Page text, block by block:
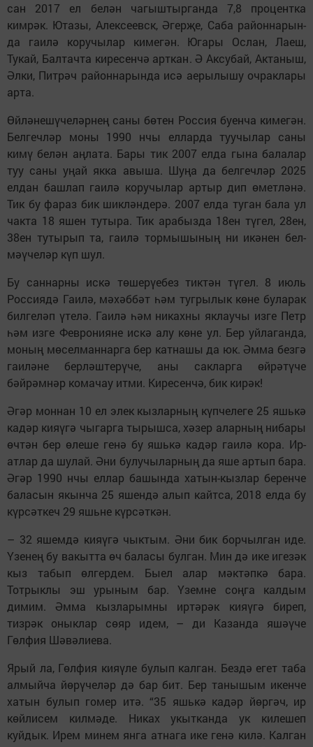
сан 2017 ел белән чагыштырганда 7,8 процентка
кимрәк. Ютазы, Алек­сеевск, Әгерҗе, Саба районнарын­
да гаи­лә коручылар кимегән. Югары Ос­лан, Лаеш,
Тукай, Балтачта киресенчә арткан. Ә Аксубай, Актаныш,
Әлки, Пит­рәч районнарында исә аерылышу очраклары
арта.
Өйләнешүчеләрнең саны бөтен Россия буенча кимегән.
Белгечләр моны 1990 нчы елларда туучылар саны
кимү бе­лән аңлата. Бары тик 2007 елда гына балалар
туу саны уңай якка авыша. Шуңа да белгеч­ләр 2025
елдан башлап гаилә коручылар артыр дип өметлә­нә.
Тик бу фараз бик шиклән­дерә. 2007 елда туган бала ул
чакта 18 яшен тутыра. Тик ара­бызда 18ен түгел, 28ен,
38ен тутырып та, гаи­лә тор­мышының ни икәнен бел­
мәүчеләр күп шул.
Бу саннарны искә төше­рүе­без тиктән түгел. 8 июль
Россиядә Гаилә, мәхәббәт һәм тугрылык көне буларак
билге­ләп үтелә. Гаилә һәм никахны яклаучы изге Петр
һәм изге Февронияне искә алу көне ул. Бер уйлаганда,
моның мөсел­маннарга бер катнашы да юк. Әмма безгә
гаиләне берләш­терүче, аны сакларга өйрәтү­че
бәйрәмнәр комачау итми. Киресенчә, бик кирәк!
Әгәр моннан 10 ел элек кыз­ларның күпчелеге 25 яшь­кә
кадәр кияүгә чыгарга тырышса, хәзер аларның нибары
өчтән бер өлеше генә бу яшькә кадәр гаилә кора. Ир-
атлар да шулай. Әни булучы­ларның да яше артып бара.
Әгәр 1990 нчы еллар башында хатын-кызлар беренче
баласын якынча 25 яшендә алып кайтса, 2018 елда бу
күр­сәткеч 29 яшьне күрсәткән.
– 32 яшемдә кияүгә чыктым. Әни бик борчылган иде.
Үзенең бу вакытта өч баласы булган. Мин дә ике игезәк
кыз табып өлгердем. Быел алар мәктәпкә бара.
Тотрыклы эш урыным бар. Үземне соңга кал­дым
димим. Әмма кызла­рым­ны иртәрәк кияүгә биреп,
тизрәк оныклар сөяр идем, – ди Казанда яшәүче
Гөлфия Шәвәлиева.
Ярый ла, Гөлфия кияүле булып калган. Бездә егет таба
алмыйча йөрүчеләр дә бар бит. Бер танышым икенче
хатын булып гомер итә. “35 яшь­кә кадәр йөргәч, ир
көйлисем килмәде. Никах укытканда ук килешеп
куйдык. Ирем минем янга атнага ике генә килә. Калган